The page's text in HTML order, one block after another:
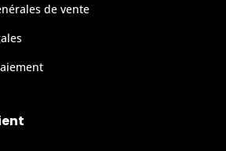
de vente